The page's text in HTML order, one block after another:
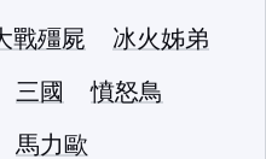
戰殭屍
冰火姊弟
三國
憤怒鳥
馬力歐